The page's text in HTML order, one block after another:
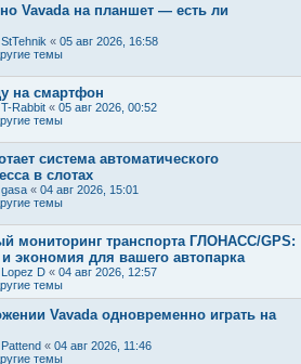
Vavada на планшет — есть ли
StTehnik « 05 авг 2026, 16:58
темы
на смартфон
T-Rabbit « 05 авг 2026, 00:52
темы
система автоматического
в слотах
gasa « 04 авг 2026, 15:01
темы
мониторинг транспорта ГЛОНАСС/GPS:
экономия для вашего автопарка
Lopez D « 04 авг 2026, 12:57
темы
Vavada одновременно играть на
Pattend « 04 авг 2026, 11:46
темы